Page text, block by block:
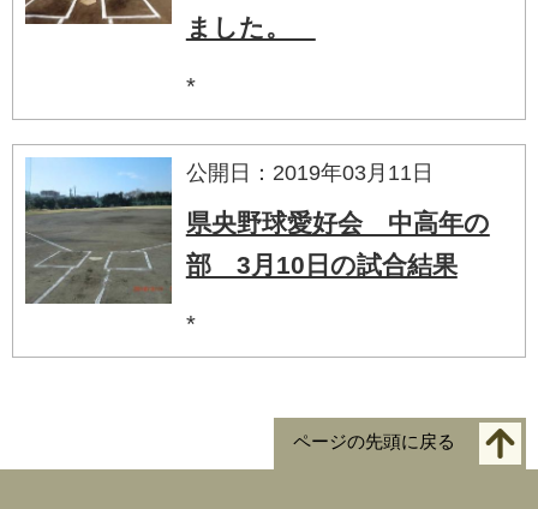
ました。
*
公開日：2019年03月11日
県央野球愛好会 中高年の
部 3月10日の試合結果
*
ページの先頭に戻る